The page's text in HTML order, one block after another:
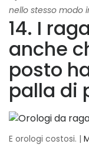
nello stesso modo
14. I
anche
posto
palla di
E orologi costosi. |